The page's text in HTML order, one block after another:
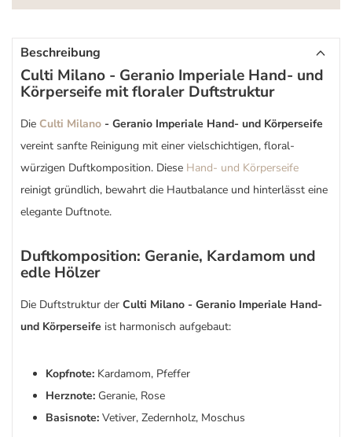
Beschreibung
Culti Milano - Geranio Imperiale Hand- und
Körperseife mit floraler Duftstruktur
Die Culti Milano - Geranio Imperiale Hand- und Körperseife
vereint sanfte Reinigung mit einer vielschichtigen, floral-
würzigen Duftkomposition. Diese Hand- und Körperseife
reinigt gründlich, bewahrt die Hautbalance und hinterlässt eine
elegante Duftnote.
Duftkomposition: Geranie, Kardamom und
edle Hölzer
Die Duftstruktur der Culti Milano - Geranio Imperiale Hand-
und Körperseife ist harmonisch aufgebaut:
Kopfnote: Kardamom, Pfeffer
Herznote: Geranie, Rose
Basisnote: Vetiver, Zedernholz, Moschus